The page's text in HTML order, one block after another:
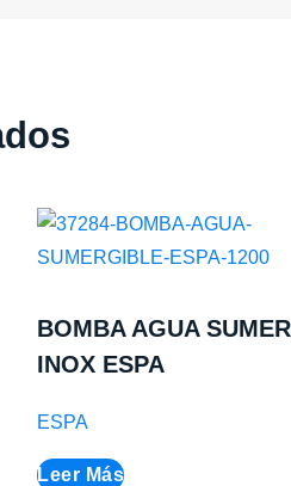
BOMBA AGUA
INOX ESPA
ESPA
Leer Más